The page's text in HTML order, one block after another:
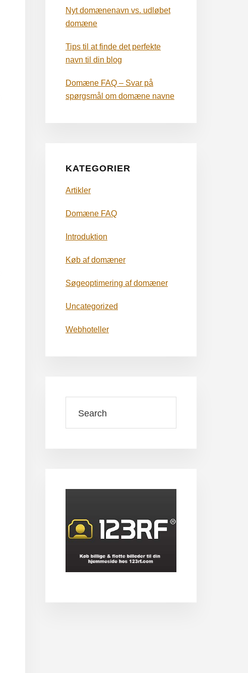
Nyt domænenavn vs. udløbet
domæne
Tips til at finde det perfekte
navn til din blog
Domæne FAQ – Svar på
spørgsmål om domæne navne
KATEGORIER
Artikler
Domæne FAQ
Introduktion
Køb af domæner
Søgeoptimering af domæner
Uncategorized
Webhoteller